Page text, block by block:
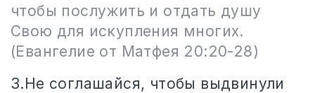
чтобы послужить и отдать душу
Свою для искупления многих.
(Евангелие от Матфея 20:20-28)
3.Не соглашайся, чтобы выдвинули